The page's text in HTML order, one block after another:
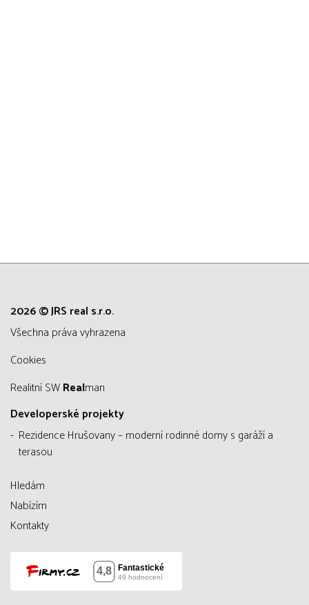
2026 © JRS real s.r.o.
všechna práva vyhrazena
Cookies
Realitní SWRealman
Developerské projekty
Rezidence Hrušovany – moderní rodinné domy s garáží a
terasou
Hledám
Nabízím
Kontakty